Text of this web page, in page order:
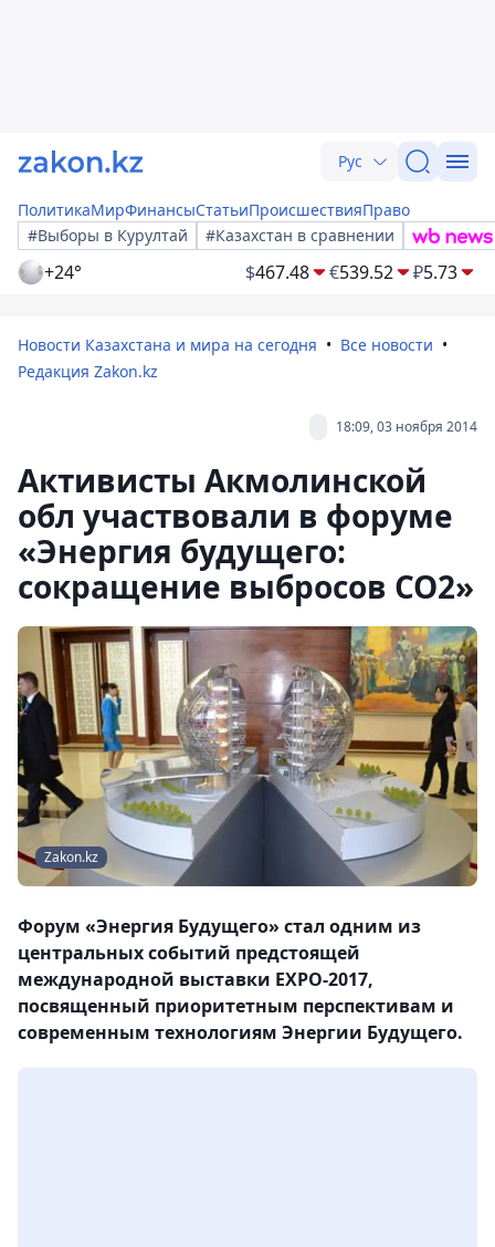
Рус
ПолитикаМирФинансыСтатьиПроисшествияПраво
#Выборы в Курултай
#Казахстан в сравнении
+24° $467.48 €539.52 ₽5.73
Новости Казахстана и мира на сегодня
Все новости
Редакция Zakon.kz
18:09, 03 ноября 2014
Активисты Акмолинской
обл участвовали в форуме
«Энергия будущего:
сокращение выбросов СО2»
Zakon.kz
Форум «Энергия Будущего» стал одним из
центральных событий предстоящей
международной выставки EXPO-2017,
посвященный приоритетным перспективам и
современным технологиям Энергии Будущего.